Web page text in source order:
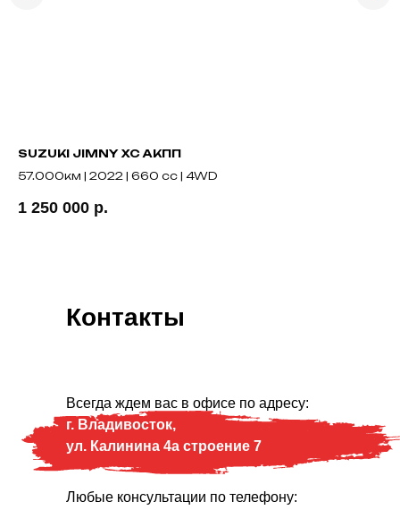
SUZUKI JIMNY XC АКПП
57.000км | 2022 | 660 cc | 4WD
1 250 000 р.
Контакты
Всегда ждем вас в офисе по адресу:
г. Владивосток,
ул. Калинина 4а строение 7
Любые консультации по телефону: